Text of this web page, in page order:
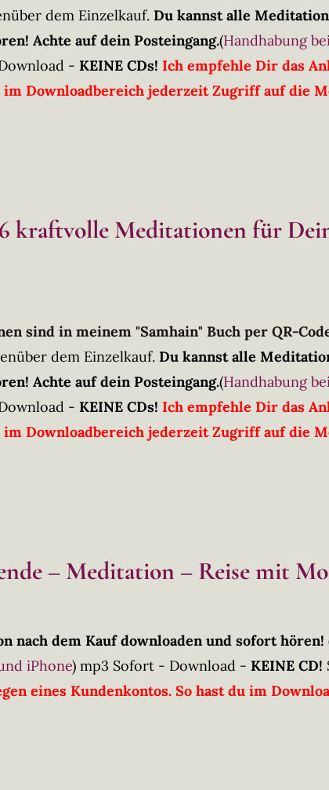
dem Einzelkauf. Du kannst alle
Achte auf dein Posteingang.(Handhabung
- KEINE CDs! Ich empfehle Dir das
im Downloadbereich jederzeit Zugriff auf die
kraftvolle Meditationen für
sind in meinem "Samhain" Buch per QR-
dem Einzelkauf. Du kannst alle
Achte auf dein Posteingang.(Handhabung
- KEINE CDs! Ich empfehle Dir das
im Downloadbereich jederzeit Zugriff auf die
– Meditation – Reise mit
nach dem Kauf downloaden und sofort hören!
iPhone) mp3 Sofort - Download - KEINE CD!
eines Kundenkontos. So hast du im